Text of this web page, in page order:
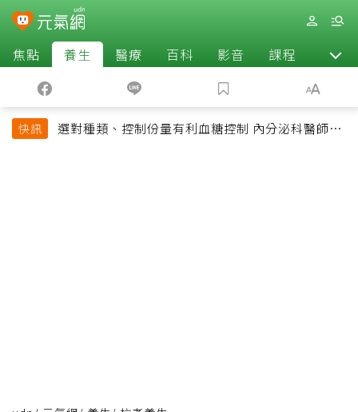
焦點 養生 醫療 百科 影音 課程 退休
快訊
選對種類、控制份量有利血糖控制 內分泌科醫師最